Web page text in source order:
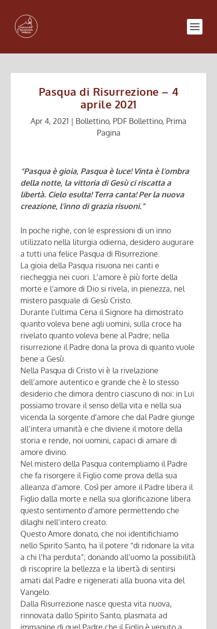
Pasqua di Risurrezione – 4
aprile 2021
Apr 4, 2021 | Bollettino, PDF Bollettino, Prima
Pagina
“Pasqua è gioia, Pasqua è luce! Vinta è l’ombra
della notte, la vittoria di Gesù ci riscatta a
libertà. Cielo esulta! Terra canta! Per la nuova
creazione, l’inno di grazia risuoni.”
In poche righe, con le espressioni di un inno
utilizzato nella liturgia odierna, desidero augurare
a tutti una felice Pasqua di Risurrezione.
La gioia della Pasqua risuona nei canti e
riecheggia nei cuori. L’amore è più forte della
morte e l’amore di Dio si rivela, in pienezza, nel
mistero pasquale di Gesù Cristo.
Durante l’ultima Cena il Signore ha dimostrato
quanto voleva bene agli uomini, sulla croce ha
rivelato quanto voleva bene al Padre; nella
risurrezione il Padre dona la prova di quanto vuole
bene a Gesù.
Nella Pasqua di Cristo vi è la rivelazione
dell’amore autentico e grande che è lo stesso
desiderio che dimora dentro ciascuno di noi: in Lui
possiamo trovare il senso della vita e nella sua
vicenda la sorgente d’amore che dal Padre giunge
all’intera umanità e che diviene il motore della
storia e rende, noi uomini, capaci di amare di
amore divino.
Nel mistero della Pasqua contempliamo il Padre
che fa risorgere il Figlio come prova della sua
alleanza d’amore. Così per amore il Padre libera il
Figlio dalla morte e nella sua glorificazione libera
questo sentimento d’amore permettendo che
dilaghi nell’intero creato.
Questo Amore donato, che noi identifichiamo
nello Spirito Santo, ha il potere “di ridonare la vita
a chi l’ha perduta”; donando all’uomo la possibilità
di riscoprire la bellezza e la libertà di sentirsi
amati dal Padre e rigenerati alla buona vita del
Vangelo.
Dalla Risurrezione nasce questa vita nuova,
rinnovata dallo Spirito Santo, plasmata ad
immagine di quel Padre che il Figlio è venuto a